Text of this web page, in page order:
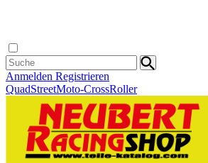
Anmelden Registrieren
QuadStreetMoto-CrossRoller